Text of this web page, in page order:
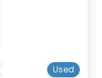
Used